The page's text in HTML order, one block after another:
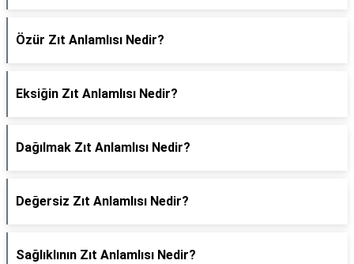
Özür Zıt Anlamlısı Nedir?
Eksiğin Zıt Anlamlısı Nedir?
Dağılmak Zıt Anlamlısı Nedir?
Değersiz Zıt Anlamlısı Nedir?
Sağlıklının Zıt Anlamlısı Nedir?